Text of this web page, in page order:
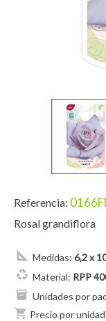
Referencia:
Rosal grandiflora
Medidas: 6,2 x
Material: RPP
Unidades por
shopping_cart Precio por